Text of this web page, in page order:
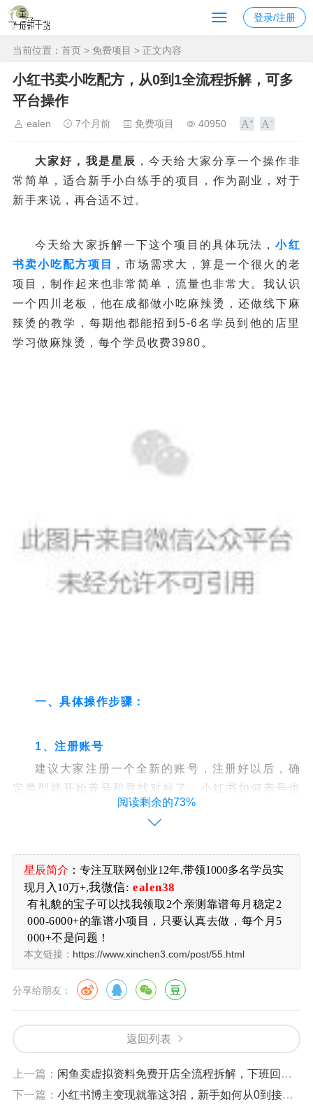
登录/注册
当前位置： 首页 > 免费项目 > 正文内容
小红书卖小吃配方，从0到1全流程拆解，可多
平台操作
ealen 7个月前 免费项目 40950
大家好，我是星辰 ，今天给大家分享一个操作非
常简单，适合新手小白练手的项目，作为副业，对于
新手来说，再合适不过。
今天给大家拆解一下这个项目的具体玩法，小红
书卖小吃配方项目
，市场需求大，算是一个很火的老
项目，制作起来也非常简单，流量也非常大。我认识
一个四川老板，他在成都做小吃麻辣烫，还做线下麻
辣烫的教学，每期他都能招到5-6名学员到他的店里
学习做麻辣烫，每个学员收费3980。
一、具体操作步骤：
1、 注册账号
建议大家注册一个全新的账号，注册好以后，确
定类型就开始养号和寻找对标了，小红书如何养号也
是很简单的，所谓的让你去寻找对标同行就是在养
号。号弄好了前期需要刷刷同行的作品，多点赞评论
真实的用户，后面才会给你推流量。
2.准备小吃配方资料
如果不知道去哪儿找的就去某宝上花几块钱买，
实在连几块钱都不愿意出的就去星辰资源库免费下
载。下载地址：https://www.ealen.cc
资料准备好以后，把小吃配方用WPS排一下版，
或者（某餐饮公司）等！这样既保证了作品的原创，
又能做得更加的有深度，作品封面上的红章、绝密、
阅读剩余的73%
星辰简介 ： 专注互联网创业12年,带领1000多名学员实
现月入10万+,我微信: ealen38
有礼貌的宝子可以找我领取2个亲测靠谱每月稳定2
000-6000+的靠谱小项目，只要认真去做，每个月5
000+不是问题！
本文链接： https://www.xinchen3.com/post/55.html
分享给朋友：
返回列表
上一篇： 闲鱼卖虚拟资料免费开店全流程拆解，下班回家就能做的简单副业项目
下一篇： 小红书博主变现就靠这3招，新手如何从0到接商单全流程拆解